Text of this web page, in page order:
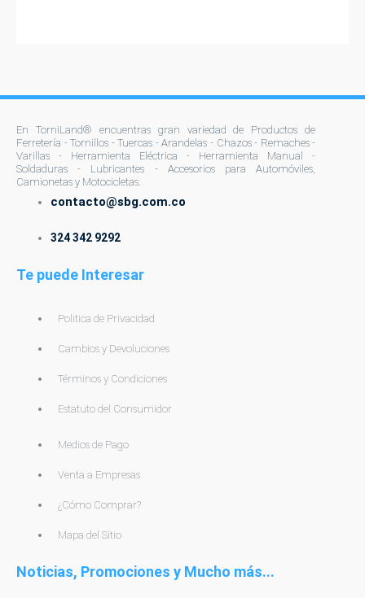
En TorniLand® encuentras gran variedad de Productos de
Ferretería - Tornillos - Tuercas - Arandelas - Chazos - Remaches -
Varillas - Herramienta Eléctrica - Herramienta Manual -
Soldaduras - Lubricantes - Accesorios para Automóviles,
Camionetas y Motocicletas.
contacto@sbg.com.co
324 342 9292
Te puede Interesar
Politica de Privacidad
Cambios y Devoluciones
Términos y Condiciones
Estatuto del Consumidor
Medios de Pago
Venta a Empresas
¿Cómo Comprar?
Mapa del Sitio
Noticias, Promociones y Mucho más...